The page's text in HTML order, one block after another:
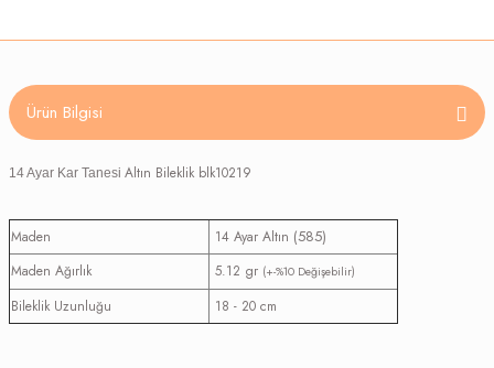
Ürün Bilgisi
14 Ayar Kar Tanesi Altın Bileklik blk10219
Maden 14 Ayar Altın (585)
Maden Ağırlık 5.12 gr (+-%10 Değişebilir)
Bileklik Uzunluğu 18 - 20 cm